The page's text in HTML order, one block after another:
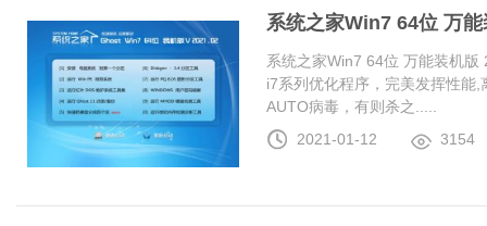
系统之家Win7 64位 万
系统之家Win7 64位 万能装机
i7系列优化程序，完美发挥性能
AUTO病毒，有则杀之.....
2021-01-12
3154